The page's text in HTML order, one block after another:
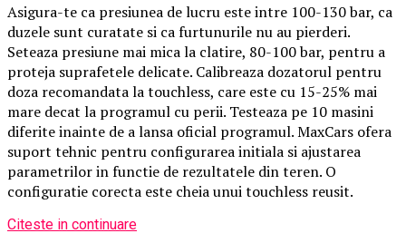
Asigura-te ca presiunea de lucru este intre 100-130 bar, ca
duzele sunt curatate si ca furtunurile nu au pierderi.
Seteaza presiune mai mica la clatire, 80-100 bar, pentru a
proteja suprafetele delicate. Calibreaza dozatorul pentru
doza recomandata la touchless, care este cu 15-25% mai
mare decat la programul cu perii. Testeaza pe 10 masini
diferite inainte de a lansa oficial programul. MaxCars ofera
suport tehnic pentru configurarea initiala si ajustarea
parametrilor in functie de rezultatele din teren. O
configuratie corecta este cheia unui touchless reusit.
Citeste in continuare